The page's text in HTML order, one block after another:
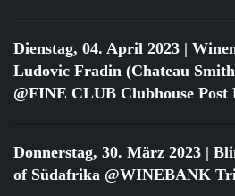
Dienstag, 04. April 2023 |
Ludovic Fradin (Chateau
@FINE CLUB Clubhouse Post
Donnerstag, 30. März 2023 |
of Südafrika @WINEBANK